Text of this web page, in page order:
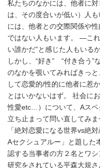
私たちのなかには、他者に
は、その度合いが低い）人
には、他者との交際関係や
ではない人もいます。 ―こ
い誰かだ”と感じた人もいる
しかし、“好き” “付き合う”
のなかを覗いてみればきっ
して恋愛的/性的に他者に惹
とはいかないはず。 社会に
性愛etc…）について、Aスペ
立ち止まって問い直してみま
「絶対恋愛になる世界vs絶
Aセクシュアルー」と題した
認する当事者の方２名とワ
研究をされている平森大規